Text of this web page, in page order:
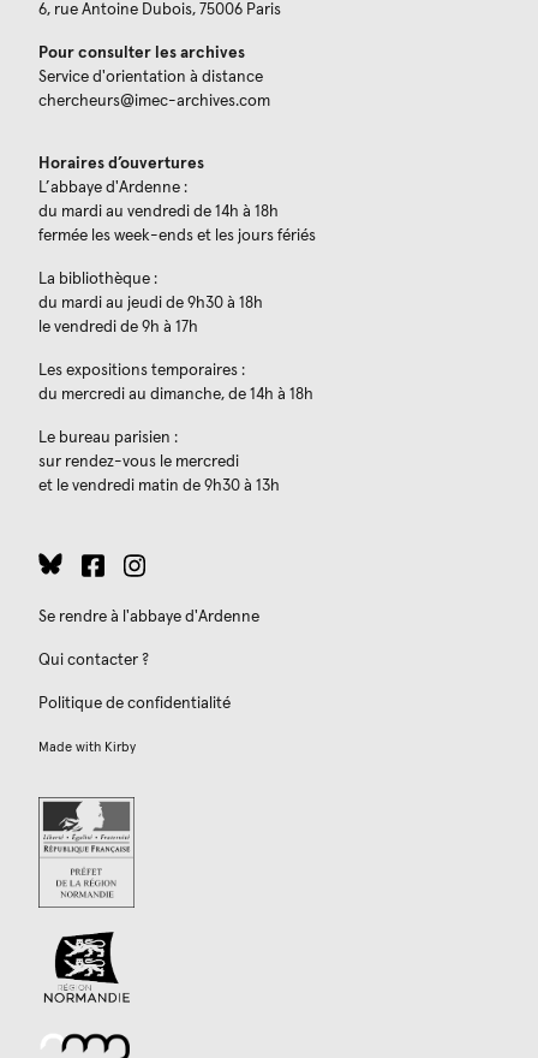
6, rue Antoine Dubois, 75006 Paris
Pour consulter les archives
Service d'orientation à distance
chercheurs@imec-archives.com
Horaires d’ouvertures
L’abbaye d'Ardenne :
du mardi au vendredi de 14h à 18h
fermée les week-ends et les jours fériés
La bibliothèque :
du mardi au jeudi de 9h30 à 18h
le vendredi de 9h à 17h
Les expositions temporaires :
du mercredi au dimanche, de 14h à 18h
Le bureau parisien :
sur rendez-vous le mercredi
et le vendredi matin de 9h30 à 13h
Se rendre à l'abbaye d'Ardenne
Qui contacter ?
Politique de confidentialité
Made with Kirby